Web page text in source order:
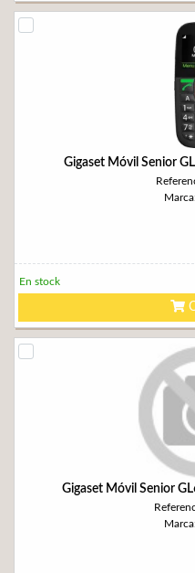
Gigaset Móvil Senior
En stock
Gigaset Móvil Senior